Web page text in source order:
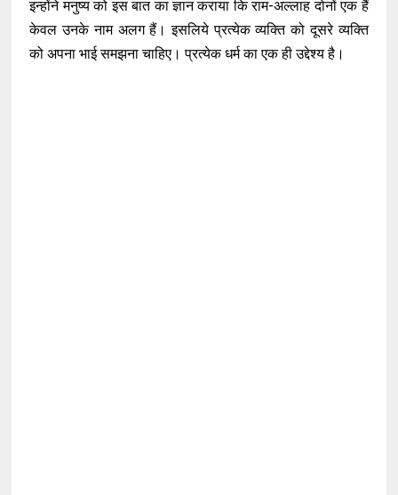
इन्होंने मनुष्य को इस बात का ज्ञान कराया कि राम-अल्लाह दोनों एक हैं
केवल उनके नाम अलग हैं। इसलिये प्रत्येक व्यक्ति को दूसरे व्यक्ति
को अपना भाई समझना चाहिए। प्रत्येक धर्म का एक ही उद्देश्य है।